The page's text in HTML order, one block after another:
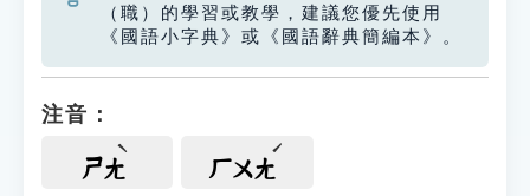
教學應用
貓頭鷹博士
（職）的學習或教學，建議您優先使用
《國語小字典》或《國語辭典簡編本》。
注音：
ㄕㄤ ㄏㄨㄤ